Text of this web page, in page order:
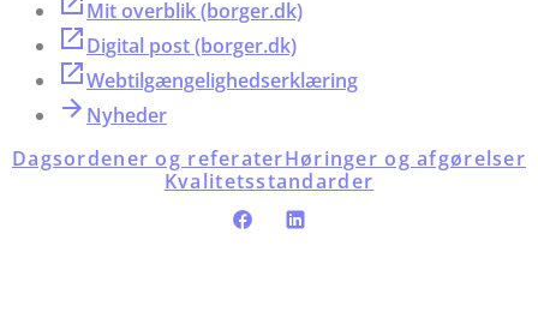
Mit overblik (borger.dk)
Digital post (borger.dk)
Webtilgængelighedserklæring
Nyheder
Dagsordener og referaterHøringer og afgørelser
Kvalitetsstandarder